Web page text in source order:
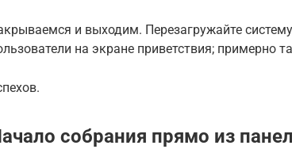
и выходим. Перезагружайте
на экране приветствия; примерно
собрания прямо из